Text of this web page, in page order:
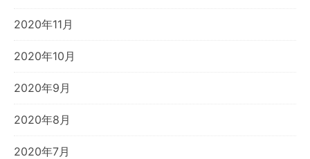
2020年11月
2020年10月
2020年9月
2020年8月
2020年7月